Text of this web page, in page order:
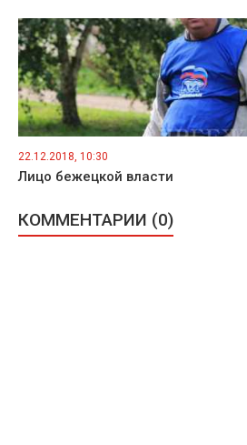
22.12.2018, 10:30
Лицо бежецкой власти
КОММЕНТАРИИ (0)